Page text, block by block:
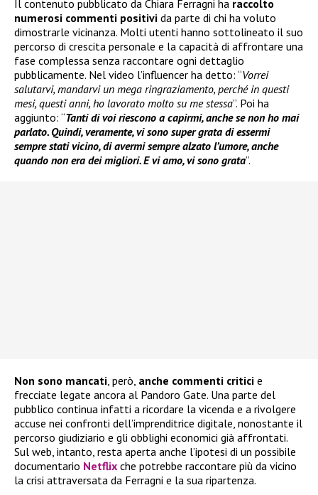
Il contenuto pubblicato da Chiara Ferragni ha raccolto
numerosi commenti positivi da parte di chi ha voluto
dimostrarle vicinanza. Molti utenti hanno sottolineato il suo
percorso di crescita personale e la capacità di affrontare una
fase complessa senza raccontare ogni dettaglio
pubblicamente. Nel video l’influencer ha detto: “Vorrei
salutarvi, mandarvi un mega ringraziamento, perché in questi
mesi, questi anni, ho lavorato molto su me stessa”. Poi ha
aggiunto: “Tanti di voi riescono a capirmi, anche se non ho mai
parlato. Quindi, veramente, vi sono super grata di essermi
sempre stati vicino, di avermi sempre alzato l’umore, anche
quando non era dei migliori. E vi amo, vi sono grata”.
Non sono mancati , però, anche commenti critici e
frecciate legate ancora al Pandoro Gate. Una parte del
pubblico continua infatti a ricordare la vicenda e a rivolgere
accuse nei confronti dell’imprenditrice digitale, nonostante il
percorso giudiziario e gli obblighi economici già affrontati.
Sul web, intanto, resta aperta anche l’ipotesi di un possibile
documentario Netflix che potrebbe raccontare più da vicino
la crisi attraversata da Ferragni e la sua ripartenza.